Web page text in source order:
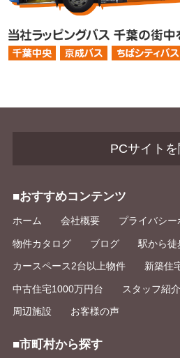
PCサイト
■おすすめコンテンツ
ホーム 会社概要 プライバシー
物件カタログ ブログ 駅から徒
カースペース2台以上物件 新築住
中古住宅1000万円台 スタッフ紹介
周辺施設 お客様の声
■市町村から探す